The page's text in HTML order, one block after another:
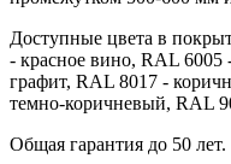
Доступные цвета в
- красное вино, RAL
графит, RAL 8017 -
темно-коричневый, RAL
Общая гарантия до 50 лет.